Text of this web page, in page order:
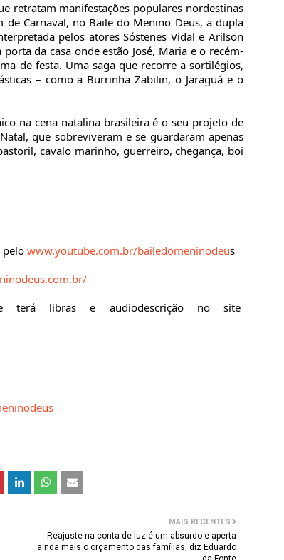
retratam manifestações populares nordestinas
de Carnaval, no Baile do Menino Deus, a dupla
pelos atores Sóstenes Vidal e Arilson
da casa onde estão José, Maria e o recém-
de festa. Uma saga que recorre a sortilégios,
– como a Burrinha Zabilin, o Jaraguá e o
na cena natalina brasileira é o seu projeto de
que sobreviveram e se guardaram apenas
cavalo marinho, guerreiro, chegança, boi
pelo www.youtube.com.br/bailedomeninodeus
terá libras e audiodescrição no site
MAIS RECENTES
Reajuste na conta de luz é um absurdo e aperta
ainda mais o orçamento das famílias, diz Eduardo